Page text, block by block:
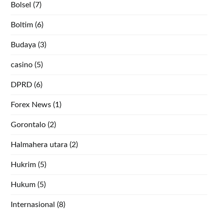
Bolsel (7)
Boltim (6)
Budaya (3)
casino (5)
DPRD (6)
Forex News (1)
Gorontalo (2)
Halmahera utara (2)
Hukrim (5)
Hukum (5)
Internasional (8)